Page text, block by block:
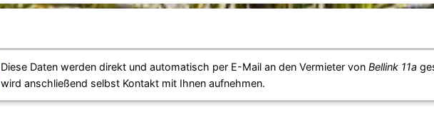
Diese Daten werden direkt und automatisch per E-Mail an den Vermieter von Bellink 11a
wird anschließend selbst Kontakt mit Ihnen aufnehmen.